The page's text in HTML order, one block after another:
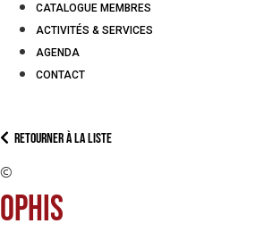
CATALOGUE MEMBRES
ACTIVITÉS & SERVICES
AGENDA
CONTACT
Retourner à la liste
©
Ophis